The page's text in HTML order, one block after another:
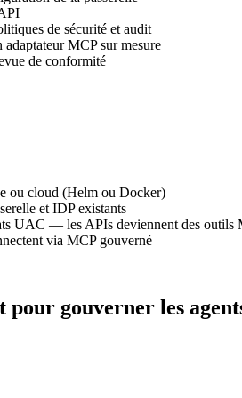
de sécurité et audit
MCP sur mesure
de conformité
ou cloud (Helm ou Docker)
et IDP existants
UAC — les APIs deviennent des outils
via MCP gouverné
pour gouverner les